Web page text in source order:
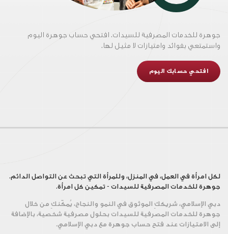
جوهرة للخدمات المصرفية للسيدات. افتحي حساب جوهرة اليوم
واستمتعي بفوائد وامتيازات لا مثيل لها.
افتحي حسابك اليوم
لكل امرأة في العمل، في المنزل، وللمرأة التي تبحث عن التواصل الدائم.
جوهرة للخدمات المصرفية للسيدات - تمكين كل امرأة.
دبي الإسلامي، شريككِ الموثوق في النمو والنجاح، يُمكّنكِ من خلال
جوهرة للخدمات المصرفية للسيدات بحلول مصرفية شخصية، بالإضافة
إلى الامتيازات عند فتح حساب جوهرة مع دبي الإسلامي.